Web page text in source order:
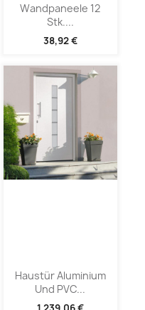
Wandpaneele 12
Stk....
38,92 €
Haustür Aluminium
Und PVC...